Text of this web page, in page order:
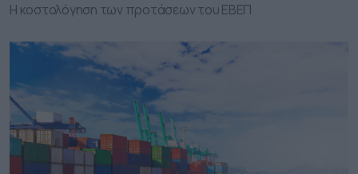
Η κοστολόγηση των προτάσεων του ΕΒΕΠ